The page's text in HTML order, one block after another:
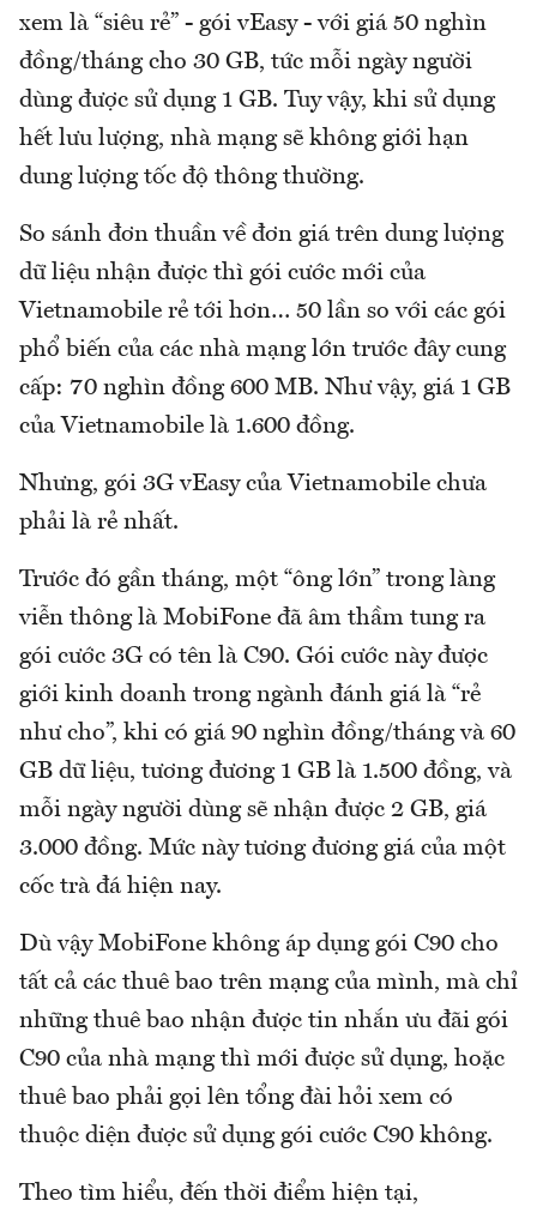
xem là “siêu rẻ” - gói vEasy - với giá 50 nghìn
đồng/tháng cho 30 GB, tức mỗi ngày người
dùng được sử dụng 1 GB. Tuy vậy, khi sử dụng
hết lưu lượng, nhà mạng sẽ không giới hạn
dung lượng tốc độ thông thường.
So sánh đơn thuần về đơn giá trên dung lượng
dữ liệu nhận được thì gói cước mới của
Vietnamobile rẻ tới hơn… 50 lần so với các gói
phổ biến của các nhà mạng lớn trước đây cung
cấp: 70 nghìn đồng 600 MB. Như vậy, giá 1 GB
của Vietnamobile là 1.600 đồng.
Nhưng, gói 3G vEasy của Vietnamobile chưa
phải là rẻ nhất.
Trước đó gần tháng, một “ông lớn” trong làng
viễn thông là MobiFone đã âm thầm tung ra
gói cước 3G có tên là C90. Gói cước này được
giới kinh doanh trong ngành đánh giá là “rẻ
như cho”, khi có giá 90 nghìn đồng/tháng và 60
GB dữ liệu, tương đương 1 GB là 1.500 đồng, và
mỗi ngày người dùng sẽ nhận được 2 GB, giá
3.000 đồng. Mức này tương đương giá của một
cốc trà đá hiện nay.
Dù vậy MobiFone không áp dụng gói C90 cho
tất cả các thuê bao trên mạng của mình, mà chỉ
những thuê bao nhận được tin nhắn ưu đãi gói
C90 của nhà mạng thì mới được sử dụng, hoặc
thuê bao phải gọi lên tổng đài hỏi xem có
thuộc diện được sử dụng gói cước C90 không.
Theo tìm hiểu, đến thời điểm hiện tại,